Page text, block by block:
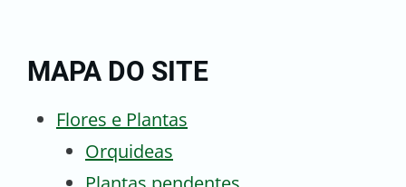
MAPA DO SITE
Flores e Plantas
Orquideas